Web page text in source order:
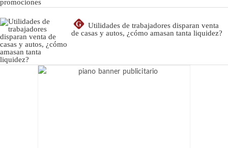
G
Utilidades de trabajadores disparan venta
de casas y autos, ¿cómo amasan tanta liquidez?